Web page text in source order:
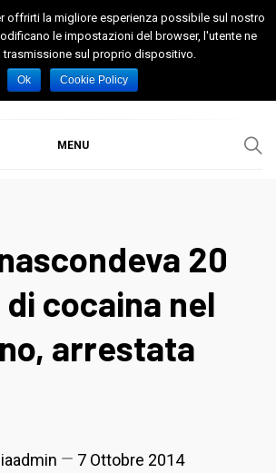
Foggia
Calcio Eventi e Attività nella Capitanata
MENU
20
cocaina nel
arrestata
7 Ottobre 2014
offrirti la migliore esperienza possibile sul nostro
le impostazioni del browser, l'utente ne
trasmissione sul proprio dispositivo.
Ok Cookie Policy